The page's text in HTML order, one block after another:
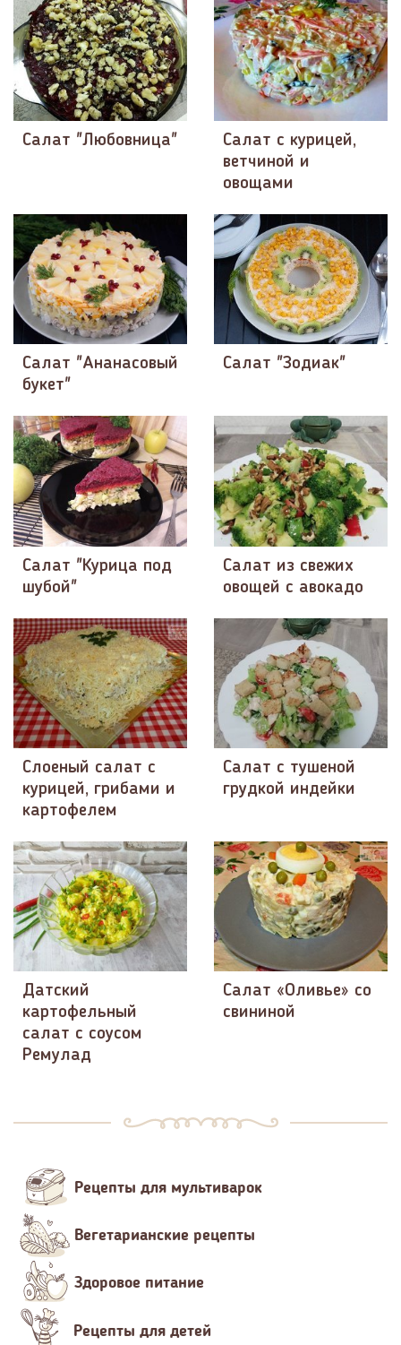
Салат "Любовница"
Салат с курицей,
ветчиной и
овощами
Салат "Ананасовый
букет"
Салат "Зодиак"
Салат "Курица под
шубой"
Салат из свежих
овощей с авокадо
Слоеный салат с
курицей, грибами и
картофелем
Салат с тушеной
грудкой индейки
Датский
картофельный
салат с соусом
Ремулад
Салат «Оливье» со
свининой
Рецепты для мультиварок
Вегетарианские рецепты
Здоровое питание
Рецепты для детей